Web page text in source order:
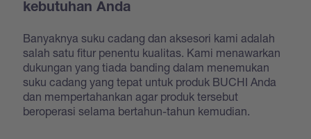
kebutuhan Anda
Banyaknya suku cadang dan aksesori kami adalah
salah satu fitur penentu kualitas. Kami menawarkan
dukungan yang tiada banding dalam menemukan
suku cadang yang tepat untuk produk BUCHI Anda
dan mempertahankan agar produk tersebut
beroperasi selama bertahun-tahun kemudian.